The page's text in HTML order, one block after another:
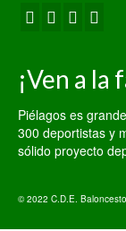
¡Ven a la
Piélagos es
300 deportistas y
sólido proyecto
© 2022 C.D.E.